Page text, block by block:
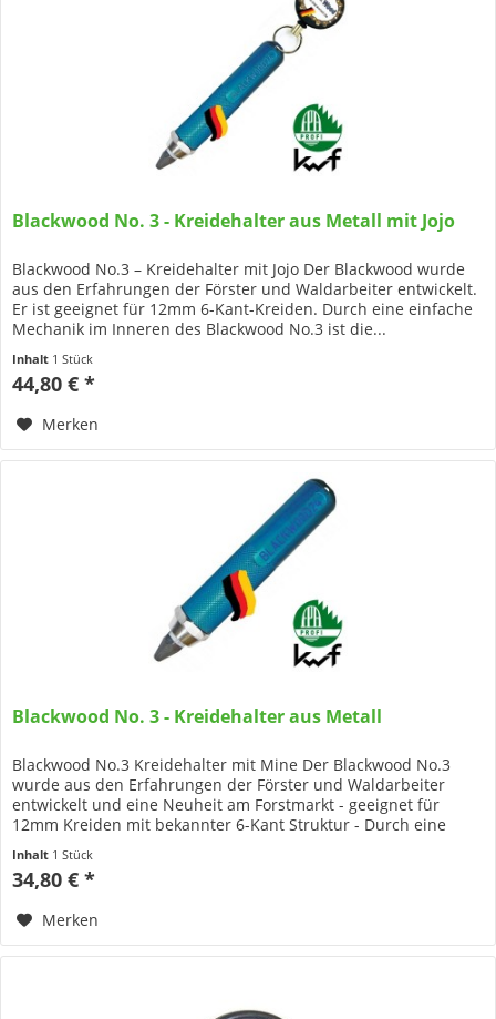
Blackwood No. 3 - Kreidehalter aus Metall mit Jojo
Blackwood No.3 – Kreidehalter mit Jojo Der Blackwood wurde
aus den Erfahrungen der Förster und Waldarbeiter entwickelt.
Er ist geeignet für 12mm 6-Kant-Kreiden. Durch eine einfache
Mechanik im Inneren des Blackwood No.3 ist die...
Inhalt 1 Stück
44,80 € *
Merken
Blackwood No. 3 - Kreidehalter aus Metall
Blackwood No.3 Kreidehalter mit Mine Der Blackwood No.3
wurde aus den Erfahrungen der Förster und Waldarbeiter
entwickelt und eine Neuheit am Forstmarkt - geeignet für
12mm Kreiden mit bekannter 6-Kant Struktur - Durch eine
Inhalt 1 Stück
34,80 € *
Merken